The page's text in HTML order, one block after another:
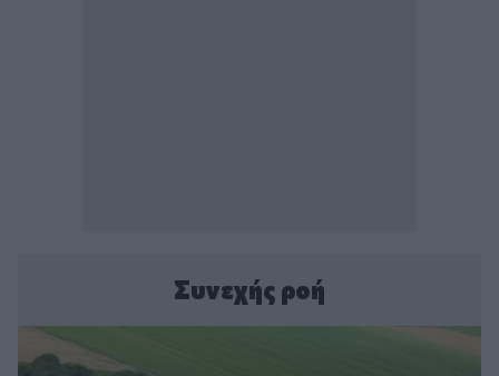
Συνεχής ροή